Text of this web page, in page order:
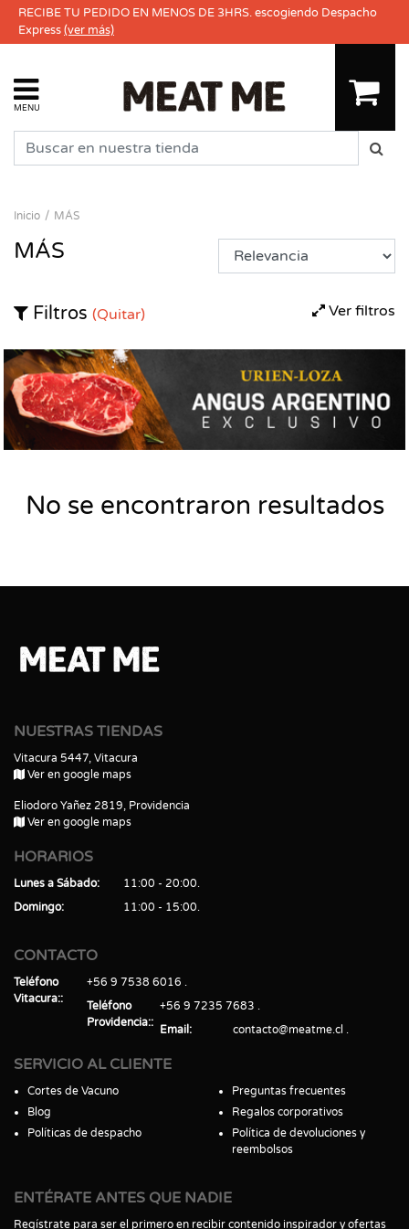
RECIBE TU PEDIDO EN MENOS DE 3HRS. escogiendo Despacho
Express(ver más)
MENU
Inicio MÁS
MÁS
Ver filtros
Filtros (Quitar)
No se encontraron resultados
NUESTRAS TIENDAS
Vitacura 5447, Vitacura
Ver en google maps
Eliodoro Yañez 2819, Providencia
Ver en google maps
HORARIOS
Lunes a Sábado
11:00 - 20:00
Domingo
11:00 - 15:00
CONTACTO
Teléfono
Vitacura:
+56 9 7538 6016
Teléfono
Providencia:
+56 9 7235 7683
Email
contacto@meatme.cl
SERVICIO AL CLIENTE
Cortes de Vacuno
Blog
Políticas de despacho
Preguntas frecuentes
Regalos corporativos
Política de devoluciones y
reembolsos
ENTÉRATE ANTES QUE NADIE
Regístrate para ser el primero en recibir contenido inspirador y ofertas